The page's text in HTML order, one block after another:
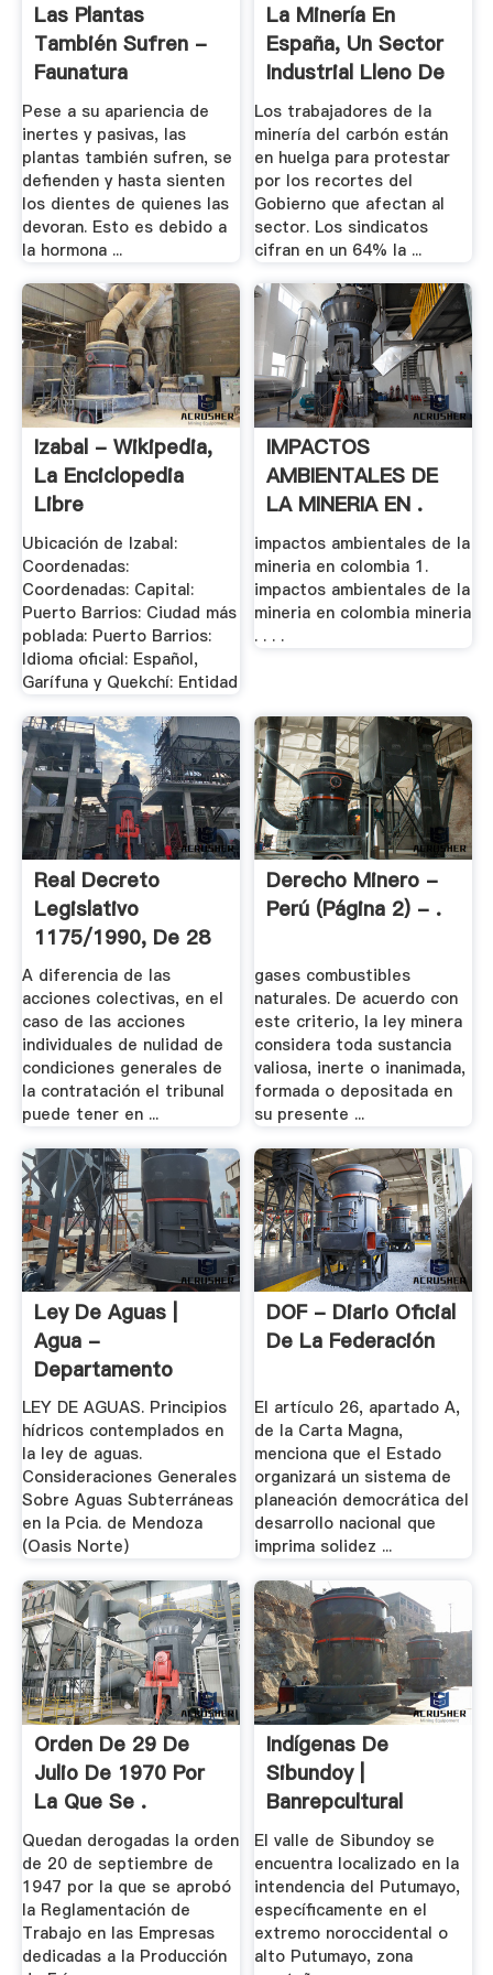
Las Plantas
También Sufren -
Faunatura
Pese a su apariencia de
inertes y pasivas, las
plantas también sufren, se
defienden y hasta sienten
los dientes de quienes las
devoran. Esto es debido a
la hormona ...
La Minería En
España, Un Sector
Industrial Lleno De
...
Los trabajadores de la
minería del carbón están
en huelga para protestar
por los recortes del
Gobierno que afectan al
sector. Los sindicatos
cifran en un 64% la ...
Izabal - Wikipedia,
La Enciclopedia
Libre
Ubicación de Izabal:
Coordenadas:
Coordenadas: Capital:
Puerto Barrios: Ciudad más
poblada: Puerto Barrios:
Idioma oficial: Español,
Garífuna y Quekchí: Entidad
IMPACTOS
AMBIENTALES DE
LA MINERIA EN .
impactos ambientales de la
mineria en colombia 1.
impactos ambientales de la
mineria en colombia mineria
. . . .
Real Decreto
Legislativo
1175/1990, De 28
De .
A diferencia de las
acciones colectivas, en el
caso de las acciones
individuales de nulidad de
condiciones generales de
la contratación el tribunal
puede tener en ...
Derecho Minero -
Perú (página 2) - .
gases combustibles
naturales. De acuerdo con
este criterio, la ley minera
considera toda sustancia
valiosa, inerte o inanimada,
formada o depositada en
su presente ...
Ley De Aguas |
Agua -
Departamento
General De .
LEY DE AGUAS. Principios
hídricos contemplados en
la ley de aguas.
Consideraciones Generales
Sobre Aguas Subterráneas
en la Pcia. de Mendoza
(Oasis Norte)
DOF - Diario Oficial
De La Federación
El artículo 26, apartado A,
de la Carta Magna,
menciona que el Estado
organizará un sistema de
planeación democrática del
desarrollo nacional que
imprima solidez ...
Orden De 29 De
Julio De 1970 Por
La Que Se .
Quedan derogadas la orden
de 20 de septiembre de
1947 por la que se aprobó
la Reglamentación de
Trabajo en las Empresas
dedicadas a la Producción
Indígenas De
Sibundoy |
Banrepcultural
El valle de Sibundoy se
encuentra localizado en la
intendencia del Putumayo,
específicamente en el
extremo noroccidental o
alto Putumayo, zona